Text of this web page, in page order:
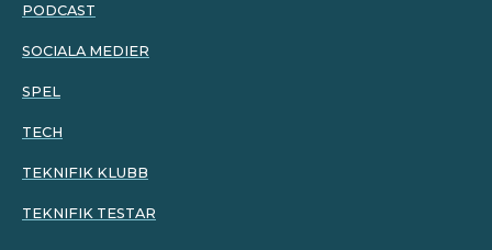
PODCAST
SOCIALA MEDIER
SPEL
TECH
TEKNIFIK KLUBB
TEKNIFIK TESTAR